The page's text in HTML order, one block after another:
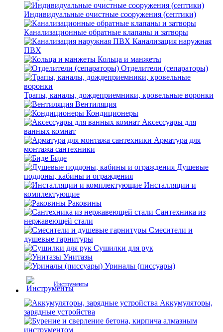
Индивидуальные очистные сооружения (септики)
Канализационные обратные клапаны и затворы
Канализация наружная
ПВХ
Кольца и манжеты
Отделители (сепараторы)
Трапы, каналы, дождеприемники, кровельные воронки
Вентиляция
Кондиционеры
Аксессуары для
ванных комнат
Арматура для
монтажа сантехники
Биде
Душевые
поддоны, кабины и ограждения
Инсталляции и
комплектующие
Раковины
Сантехника из
нержавеющей стали
Смесители и
душевые гарнитуры
Сушилки для рук
Унитазы
Уриналы (писсуары)
Инструменты
Аккумуляторы,
зарядные устройства